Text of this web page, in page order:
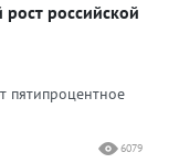
российской
пятипроцентное
6079